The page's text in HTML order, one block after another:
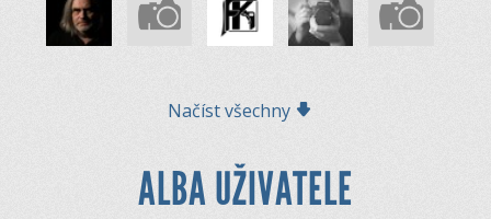
Načíst všechny
ALBA UŽIVATELE